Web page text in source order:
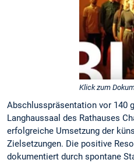
Klick zum
Abschlusspräsentation vor 140
Langhaussaal des Rathauses
erfolgreiche Umsetzung der
Zielsetzungen. Die positive
dokumentiert durch spontane